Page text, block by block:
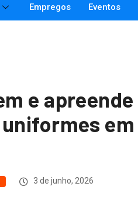
Empregos Eventos
e apreende
em
3 de junho, 2026